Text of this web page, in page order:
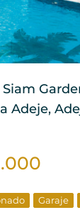
Adeje,
Garaje